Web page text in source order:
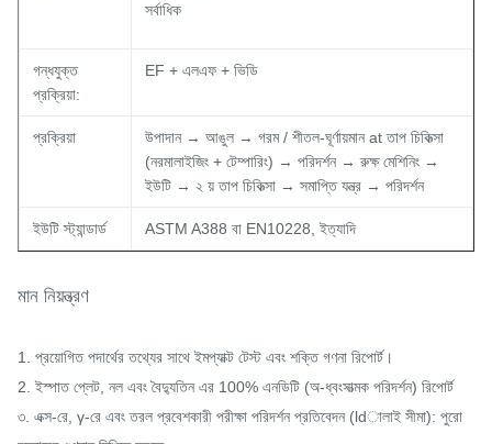
সর্বাধিক
গন্ধযুক্ত
প্রক্রিয়া:
EF + এলএফ + ভিডি
প্রক্রিয়া
উপাদান → আঙুল → গরম / শীতল-ঘূর্ণায়মান at তাপ চিকিত্সা
(নরমালাইজিং + টেম্পারিং) → পরিদর্শন → রুক্ষ মেশিনিং →
ইউটি → ২ য় তাপ চিকিত্সা → সমাপ্তি যন্ত্র → পরিদর্শন
ইউটি স্ট্যান্ডার্ড ASTM A388 বা EN10228, ইত্যাদি
মান নিয়ন্ত্রণ
1. প্রয়োগিত পদার্থের তথ্যের সাথে ইমপ্যাক্ট টেস্ট এবং শক্তি গণনা রিপোর্ট।
2. ইস্পাত প্লেট, নল এবং বৈদ্যুতিন এর 100% এনডিটি (অ-ধ্বংসাত্মক পরিদর্শন) রিপোর্ট
৩. এক্স-রে, γ-রে এবং তরল প্রবেশকারী পরীক্ষা পরিদর্শন প্রতিবেদন (ldালাই সীমা): পুরো